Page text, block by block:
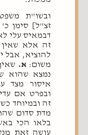
ובשו"ת
זצ"ל] סימן
דבמאיס עלי
זה אלא
להוציא, אבל
משום: א.
נמצא שהוא
איסור מצד
ובפרט אם
זה ובמיוחד
מדת סדום
בלאו הכי
עושה זאת